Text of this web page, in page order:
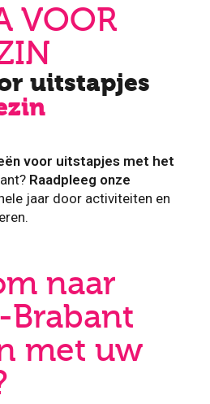
VOOR
uitstapjes
voor uitstapjes met het
Raadpleeg onze
jaar door activiteiten en
naar
Brabant
met uw